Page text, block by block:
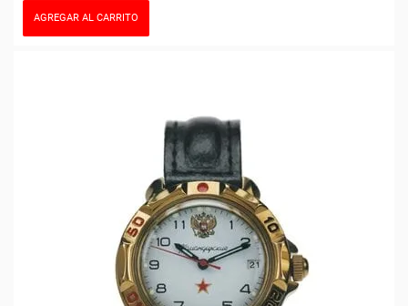
AGREGAR AL CARRITO